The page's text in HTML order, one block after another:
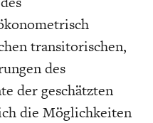
transitorischen,
des
der geschätzten
die Möglichkeiten